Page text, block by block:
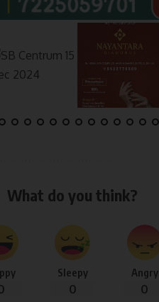
What do you think?
Sleepy
0
Angry
0